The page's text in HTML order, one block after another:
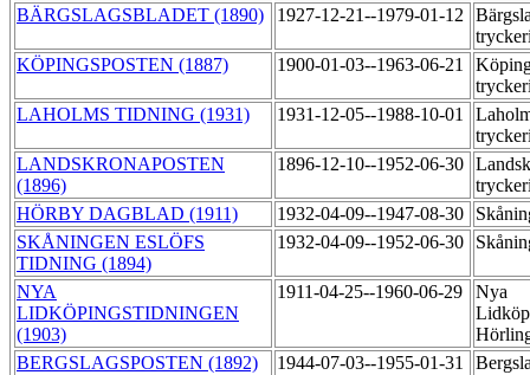
BÄRGSLAGSBLADET (1890)
1927-12-21--1979-01-12
KÖPINGSPOSTEN (1887)
1900-01-03--1963-06-21
LAHOLMS TIDNING (1931)
1931-12-05--1988-10-01
LANDSKRONAPOSTEN
(1896)
1896-12-10--1952-06-30
HÖRBY DAGBLAD (1911)
1932-04-09--1947-08-30
SKÅNINGEN ESLÖFS
TIDNING (1894)
1932-04-09--1952-06-30
NYA
LIDKÖPINGSTIDNINGEN
(1903)
1911-04-25--1960-06-29
Nya
BERGSLAGSPOSTEN (1892)
1944-07-03--1955-01-31